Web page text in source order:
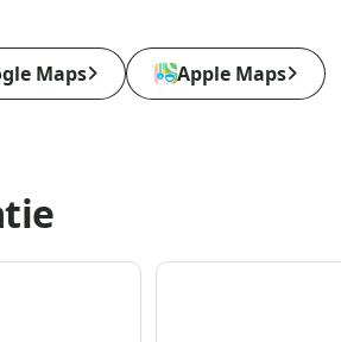
Maps Apple Maps